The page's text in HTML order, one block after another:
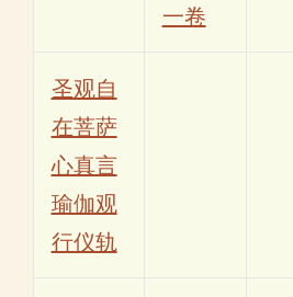
一卷
圣观自
在菩萨
心真言
瑜伽观
行仪轨